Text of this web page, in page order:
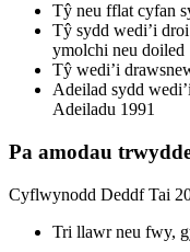
Tŷ neu fflat cyfan
Tŷ sydd wedi’i
ymolchi neu doiled
Tŷ wedi’i
Adeilad sydd
Adeiladu 1991
Pa amodau
Cyflwynodd Deddf Tai
Tri llawr neu fwy,